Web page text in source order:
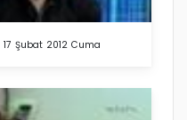
17 Şubat 2012 Cuma